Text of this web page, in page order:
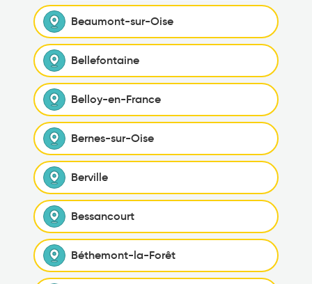
Beaumont-sur-Oise
Bellefontaine
Belloy-en-France
Bernes-sur-Oise
Berville
Bessancourt
Béthemont-la-Forêt